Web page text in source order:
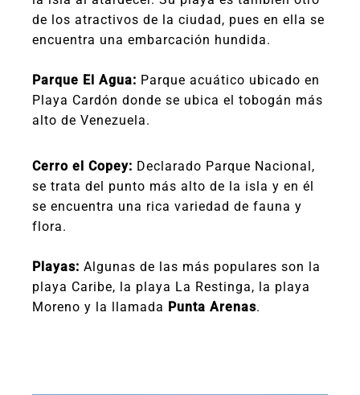
de los atractivos de la ciudad, pues en ella se
encuentra una embarcación hundida.
Parque El Agua: Parque acuático ubicado en
Playa Cardón donde se ubica el tobogán más
alto de Venezuela.
Cerro el Copey: Declarado Parque Nacional,
se trata del punto más alto de la isla y en él
se encuentra una rica variedad de fauna y
flora.
Playas: Algunas de las más populares son la
playa Caribe, la playa La Restinga, la playa
Moreno y la llamada Punta Arenas.